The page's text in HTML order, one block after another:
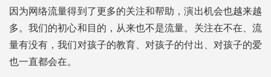
因为网络流量得到了更多的关注和帮助，演出机会也越来越
多。我们的初心和目的，从来也不是流量。关注在不在、流
量有没有，我们对孩子的教育、对孩子的付出、对孩子的爱
也一直都会在。